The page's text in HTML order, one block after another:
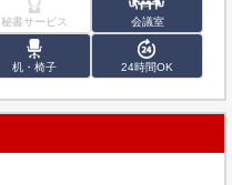
秘書サービス 会議室
机・椅子 24時間OK